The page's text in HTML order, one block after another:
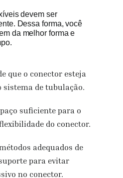
devem ser
Dessa forma, você
da melhor forma e
que o conector esteja
sistema de tubulação.
suficiente para o
do conector.
adequados de
para evitar
no conector.